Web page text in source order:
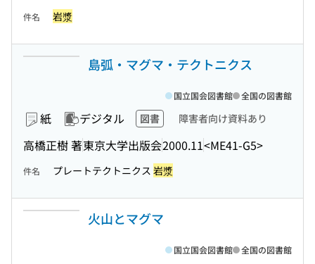
件名 岩漿
島弧・マグマ・テクトニクス
紙 デジタル 図書 障害者向け資料あり
高橋正樹 著東京大学出版会2000.11<ME41-G5>
国立国会図書館 全国の図書館
件名 プレートテクトニクス 岩漿
火山とマグマ
国立国会図書館 全国の図書館